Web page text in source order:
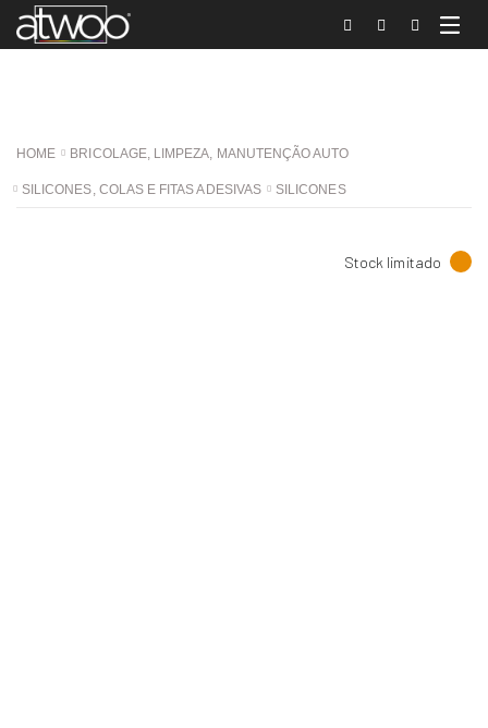
HOME BRICOLAGE, LIMPEZA, MANUTENÇÃO AUTO
SILICONES, COLAS E FITAS ADESIVAS SILICONES
Stock limitado